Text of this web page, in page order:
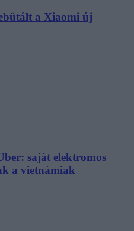
a Xiaomi új
saját elektromos
a vietnámiak